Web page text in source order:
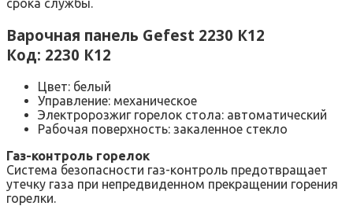
срока службы.
Варочная панель Gefest 2230 К12
Код: 2230 К12
Цвет: белый
Управление: механическое
Электророзжиг горелок стола: автоматический
Рабочая поверхность: закаленное стекло
Газ-контроль горелок
Система безопасности газ-контроль предотвращает
утечку газа при непредвиденном прекращении горения
горелки.